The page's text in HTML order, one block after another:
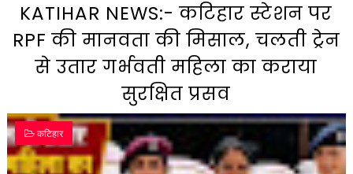
KATIHAR NEWS:- कटिहार स्टेशन पर
RPF की मानवता की मिसाल, चलती ट्रेन
से उतार गर्भवती महिला का कराया
सुरक्षित प्रसव
कटिहार